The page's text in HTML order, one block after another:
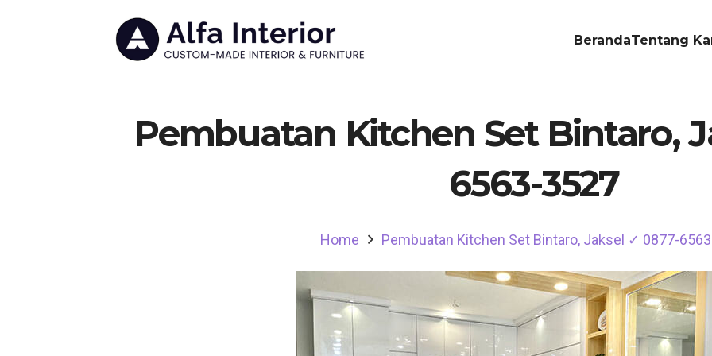
BerandaTentang
Pembuatan Kitchen Set Bintaro,
6563-3527
Home Pembuatan Kitchen Set Bintaro, Jaksel ✓ 0877-